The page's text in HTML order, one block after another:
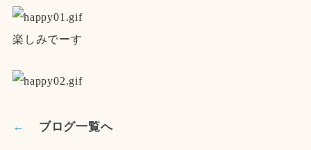
楽しみでーす
← ブログ一覧へ